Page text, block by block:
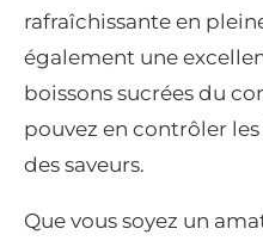
rafraîchissante en
également une
boissons sucrées du
pouvez en contrôler
des saveurs.
Que vous soyez un